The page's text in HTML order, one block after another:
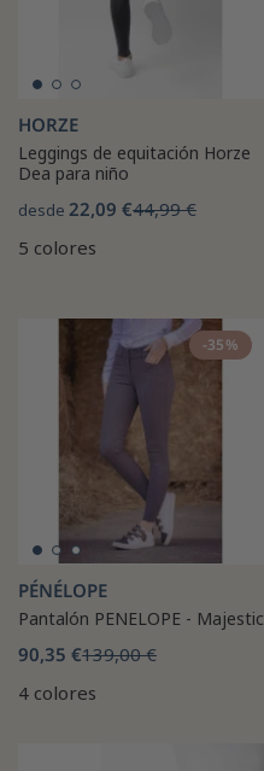
HORZE
Leggings de equitación Horze
Dea para niño
desde 22,09 €44,99 €
5 colores
-35%
PÉNÉLOPE
Pantalón PENELOPE - Majestic
90,35 €139,00 €
4 colores